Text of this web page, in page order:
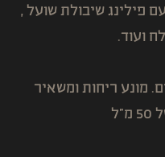
פילינג שיבולת שועל ,
ועוד.
מונע ריחות ומשאיר